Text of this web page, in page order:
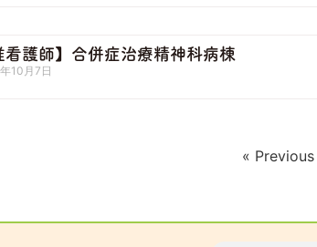
看護師】合併症治療精神科病棟
10月7日
« Previous